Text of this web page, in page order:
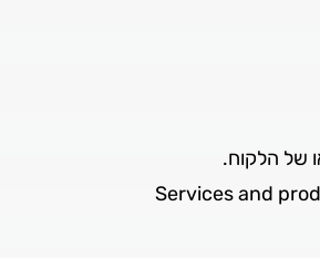
של הלקוח.
Services and